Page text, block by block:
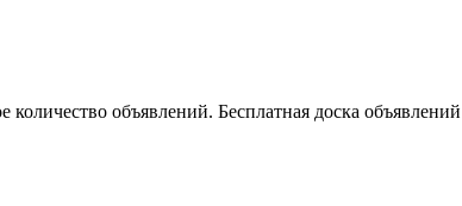
объявлений. Бесплатная доска